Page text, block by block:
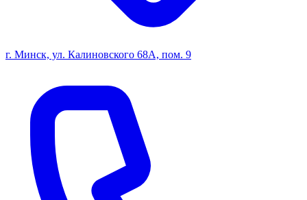
г. Минск, ул. Калиновского 68А, пом. 9